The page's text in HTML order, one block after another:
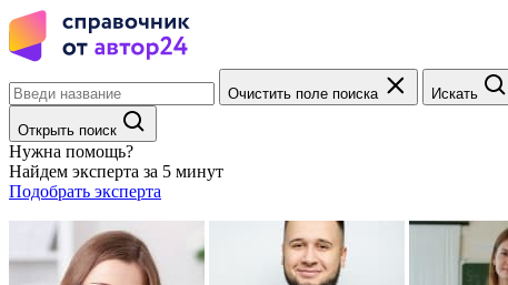
Очистить поле поиска Искать
Открыть поиск
Нужна помощь?
Найдем эксперта за 5 минут
Подобрать эксперта